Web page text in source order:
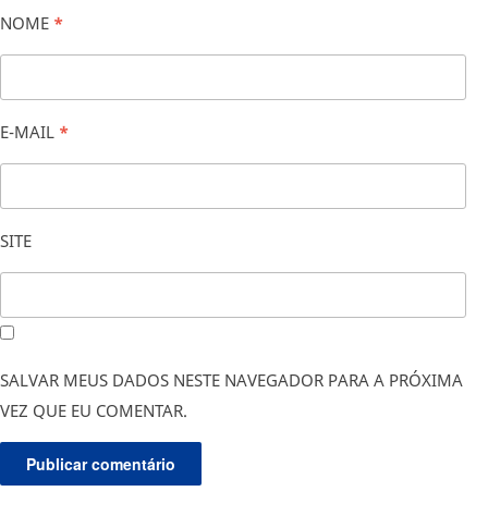
NOME *
E-MAIL *
SITE
SALVAR MEUS DADOS NESTE NAVEGADOR PARA A PRÓXIMA
VEZ QUE EU COMENTAR.